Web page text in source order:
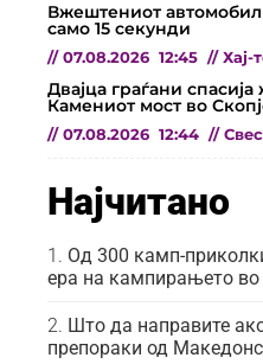
Вжештениот
само 15 секунди
// 07.08.2026 12:45 // Хај-
Двајца граѓани
Камениот мост во
// 07.08.2026 12:44 //
Најчитано
Од 300 камп-
ера на кампирањето во
Што да направите
препораки од